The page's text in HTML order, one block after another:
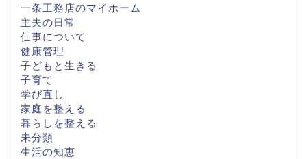
一条工務店のマイホーム
主夫の日常
仕事について
健康管理
子どもと生きる
子育て
学び直し
家庭を整える
暮らしを整える
未分類
生活の知恵